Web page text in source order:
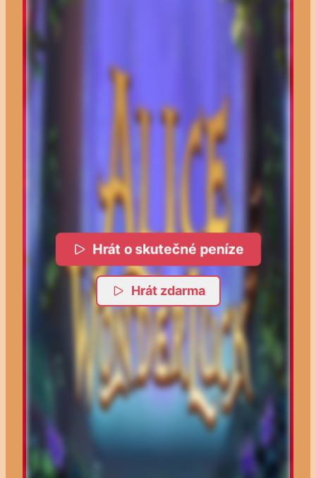
Hrát o skutečné peníze
Hrát zdarma